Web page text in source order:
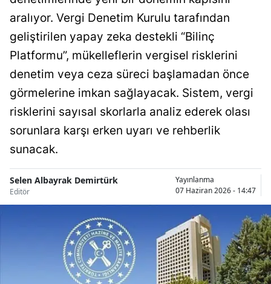
Aydın
Bilecik
Bingöl
Çanakkale
Çankırı
Çorum
Denizli
aralıyor. Vergi Denetim Kurulu tarafından
geliştirilen yapay zeka destekli “Bilinç
Platformu”, mükelleflerin vergisel risklerini
denetim veya ceza süreci başlamadan önce
görmelerine imkan sağlayacak. Sistem, vergi
risklerini sayısal skorlarla analiz ederek olası
sorunlara karşı erken uyarı ve rehberlik
sunacak.
Selen Albayrak Demirtürk
Editör
Yayınlanma
07 Haziran 2026 - 14:47